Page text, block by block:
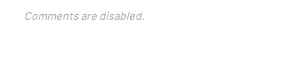
Comments are disabled.